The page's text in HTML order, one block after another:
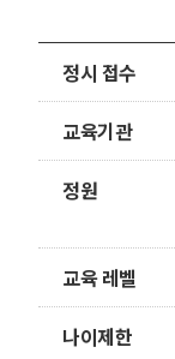
정시 접수
교육기관
정원
교육 레벨
나이제한